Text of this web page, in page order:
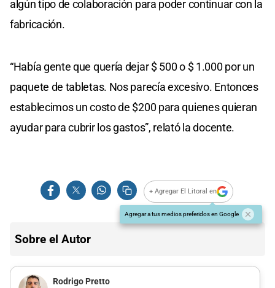
algún tipo de colaboración para poder continuar con la
fabricación.
“Había gente que quería dejar $ 500 o $ 1.000 por un
paquete de tabletas. Nos parecía excesivo. Entonces
establecimos un costo de $200 para quienes quieran
ayudar para cubrir los gastos”, relató la docente.
+ Agregar El Litoral en
Agregar a tus medios preferidos en Google
Sobre el Autor
Rodrigo Pretto